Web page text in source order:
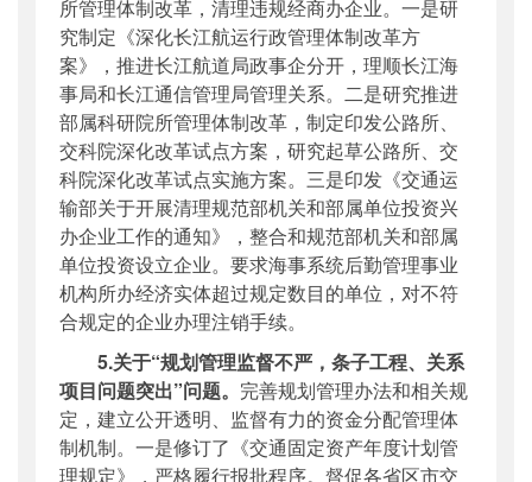
所管理体制改革，清理违规经商办企业。一是研
究制定《深化长江航运行政管理体制改革方
案》，推进长江航道局政事企分开，理顺长江海
事局和长江通信管理局管理关系。二是研究推进
部属科研院所管理体制改革，制定印发公路所、
交科院深化改革试点方案，研究起草公路所、交
科院深化改革试点实施方案。三是印发《交通运
输部关于开展清理规范部机关和部属单位投资兴
办企业工作的通知》，整合和规范部机关和部属
单位投资设立企业。要求海事系统后勤管理事业
机构所办经济实体超过规定数目的单位，对不符
合规定的企业办理注销手续。
5.关于“规划管理监督不严，条子工程、关系
项目问题突出”问题。 完善规划管理办法和相关规
定，建立公开透明、监督有力的资金分配管理体
制机制。一是修订了《交通固定资产年度计划管
理规定》，严格履行报批程序。督促各省区市交